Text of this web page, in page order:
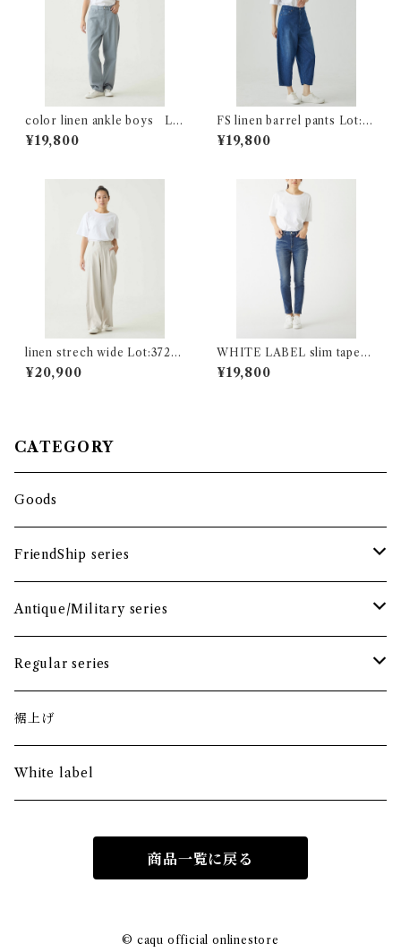
color linen ankle boys Lo
t:36244
¥19,800
FS linen barrel pants Lot:2
6221
¥19,800
linen strech wide Lot:3720
8
¥20,900
WHITE LABEL slim taperd
Lot:37001
¥19,800
CATEGORY
Goods
FriendShip series
tops
bottoms
skirt
Antique/Military series
tops
bottoms
skirt
Regular series
tops
bottoms
裾上げ
White label
商品一覧に戻る
© caqu official onlinestore